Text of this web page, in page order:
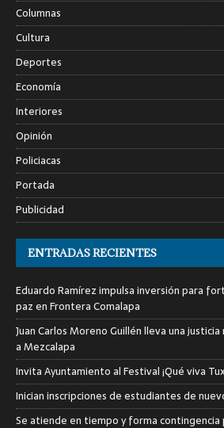
Columnas
Cultura
Deportes
Economía
Interiores
Opinión
Policiacas
Portada
Publicidad
ENTRADAS RECIENTES
Eduardo Ramírez impulsa inversión para
paz en Frontera Comalapa
Juan Carlos Moreno Guillén lleva una
a Mezcalapa
Invita Ayuntamiento al Festival ¡Qué viva
Inician inscripciones de estudiantes de
Se atiende en tiempo y forma contingencia